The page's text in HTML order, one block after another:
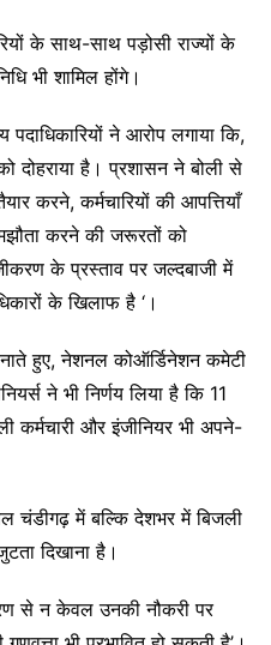
के साथ-साथ पड़ोसी राज्यों के
भी शामिल होंगे।
ने आरोप लगाया कि,
दोहराया है। प्रशासन ने बोली से
करने, कर्मचारियों की आपत्तियाँ
करने की जरूरतों को
के प्रस्ताव पर जल्दबाजी में
के खिलाफ है ‘।
हुए, नेशनल कोऑर्डिनेशन कमेटी
ने भी निर्णय लिया है कि 11
कर्मचारी और इंजीनियर भी अपने-
चंडीगढ़ में बल्कि देशभर में बिजली
दिखाना है।
से न केवल उनकी नौकरी पर